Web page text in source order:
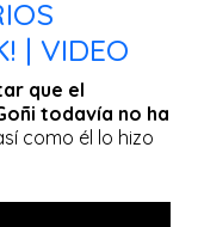
| VIDEO
que el
todavía no ha
como él lo hizo